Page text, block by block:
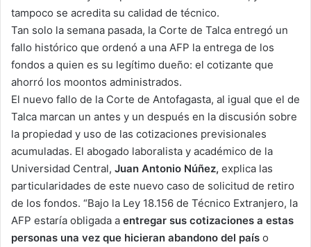
tampoco se acredita su calidad de técnico.
Tan solo la semana pasada, la Corte de Talca entregó un
fallo histórico que ordenó a una AFP la entrega de los
fondos a quien es su legítimo dueño: el cotizante que
ahorró los moontos administrados.
El nuevo fallo de la Corte de Antofagasta, al igual que el de
Talca marcan un antes y un después en la discusión sobre
la propiedad y uso de las cotizaciones previsionales
acumuladas. El abogado laboralista y académico de la
Universidad Central, Juan Antonio Núñez, explica las
particularidades de este nuevo caso de solicitud de retiro
de los fondos. “Bajo la Ley 18.156 de Técnico Extranjero, la
AFP estaría obligada a entregar sus cotizaciones a estas
personas una vez que hicieran abandono del país o